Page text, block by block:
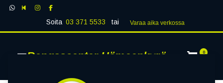
Soita 03 371 5533 tai Varaa aika verk​​​​ossa
Rengascenter Hämeenkyrö 0